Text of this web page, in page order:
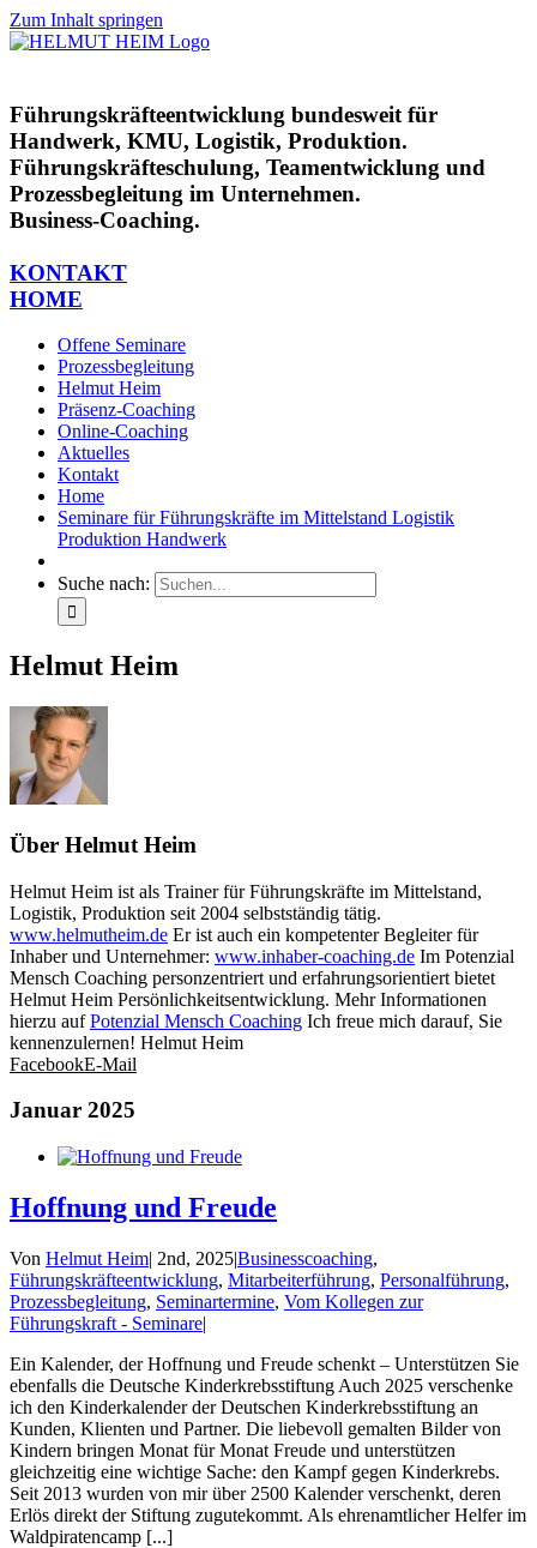
Zum Inhalt springen
Führungskräfteentwicklung bundesweit für
Handwerk, KMU, Logistik, Produktion.
Führungskräfteschulung, Teamentwicklung und
Prozessbegleitung im Unternehmen.
Business-Coaching.
KONTAKT
HOME
Offene Seminare
Prozessbegleitung
Helmut Heim
Präsenz-Coaching
Online-Coaching
Aktuelles
Kontakt
Home
Seminare für Führungskräfte im Mittelstand Logistik
Produktion Handwerk
Suche nach:
Helmut Heim
Über Helmut Heim
Helmut Heim ist als Trainer für Führungskräfte im Mittelstand,
Logistik, Produktion seit 2004 selbstständig tätig.
www.helmutheim.de Er ist auch ein kompetenter Begleiter für
Inhaber und Unternehmer: www.inhaber-coaching.de Im Potenzial
Mensch Coaching personzentriert und erfahrungsorientiert bietet
Helmut Heim Persönlichkeitsentwicklung. Mehr Informationen
hierzu aufPotenzial Mensch Coaching Ich freue mich darauf, Sie
kennenzulernen! Helmut Heim
FacebookE-Mail
Januar 2025
Hoffnung und Freude
Von Helmut Heim| 2nd, 2025|Businesscoaching,
Führungskräfteentwicklung, Mitarbeiterführung, Personalführung,
Prozessbegleitung, Seminartermine, Vom Kollegen zur
Führungskraft - Seminare|
Ein Kalender, der Hoffnung und Freude schenkt – Unterstützen Sie
ebenfalls die Deutsche Kinderkrebsstiftung Auch 2025 verschenke
ich den Kinderkalender der Deutschen Kinderkrebsstiftung an
Kunden, Klienten und Partner. Die liebevoll gemalten Bilder von
Kindern bringen Monat für Monat Freude und unterstützen
gleichzeitig eine wichtige Sache: den Kampf gegen Kinderkrebs.
Seit 2013 wurden von mir über 2500 Kalender verschenkt, deren
Erlös direkt der Stiftung zugutekommt. Als ehrenamtlicher Helfer im
Waldpiratencamp [...]